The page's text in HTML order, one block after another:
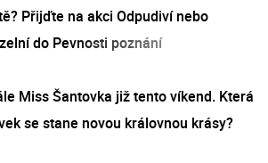
Přijďte na akci Odpudiví nebo
do Pevnosti poznání
Miss Šantovka již tento víkend. Která
se stane novou královnou krásy?